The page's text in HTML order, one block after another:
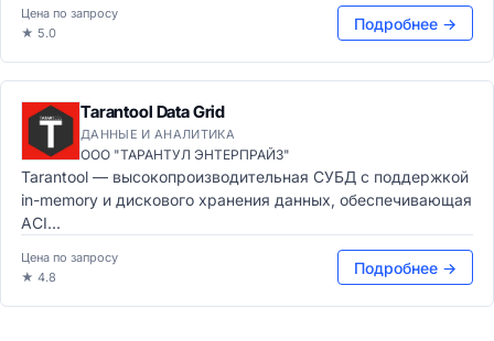
Цена по запросу
★ 5.0
Подробнее →
Tarantool Data Grid
ДАННЫЕ И АНАЛИТИКА
ООО "ТАРАНТУЛ ЭНТЕРПРАЙЗ"
Tarantool — высокопроизводительная СУБД с поддержкой
in-memory и дискового хранения данных, обеспечивающая
ACI...
Цена по запросу
★ 4.8
Подробнее →